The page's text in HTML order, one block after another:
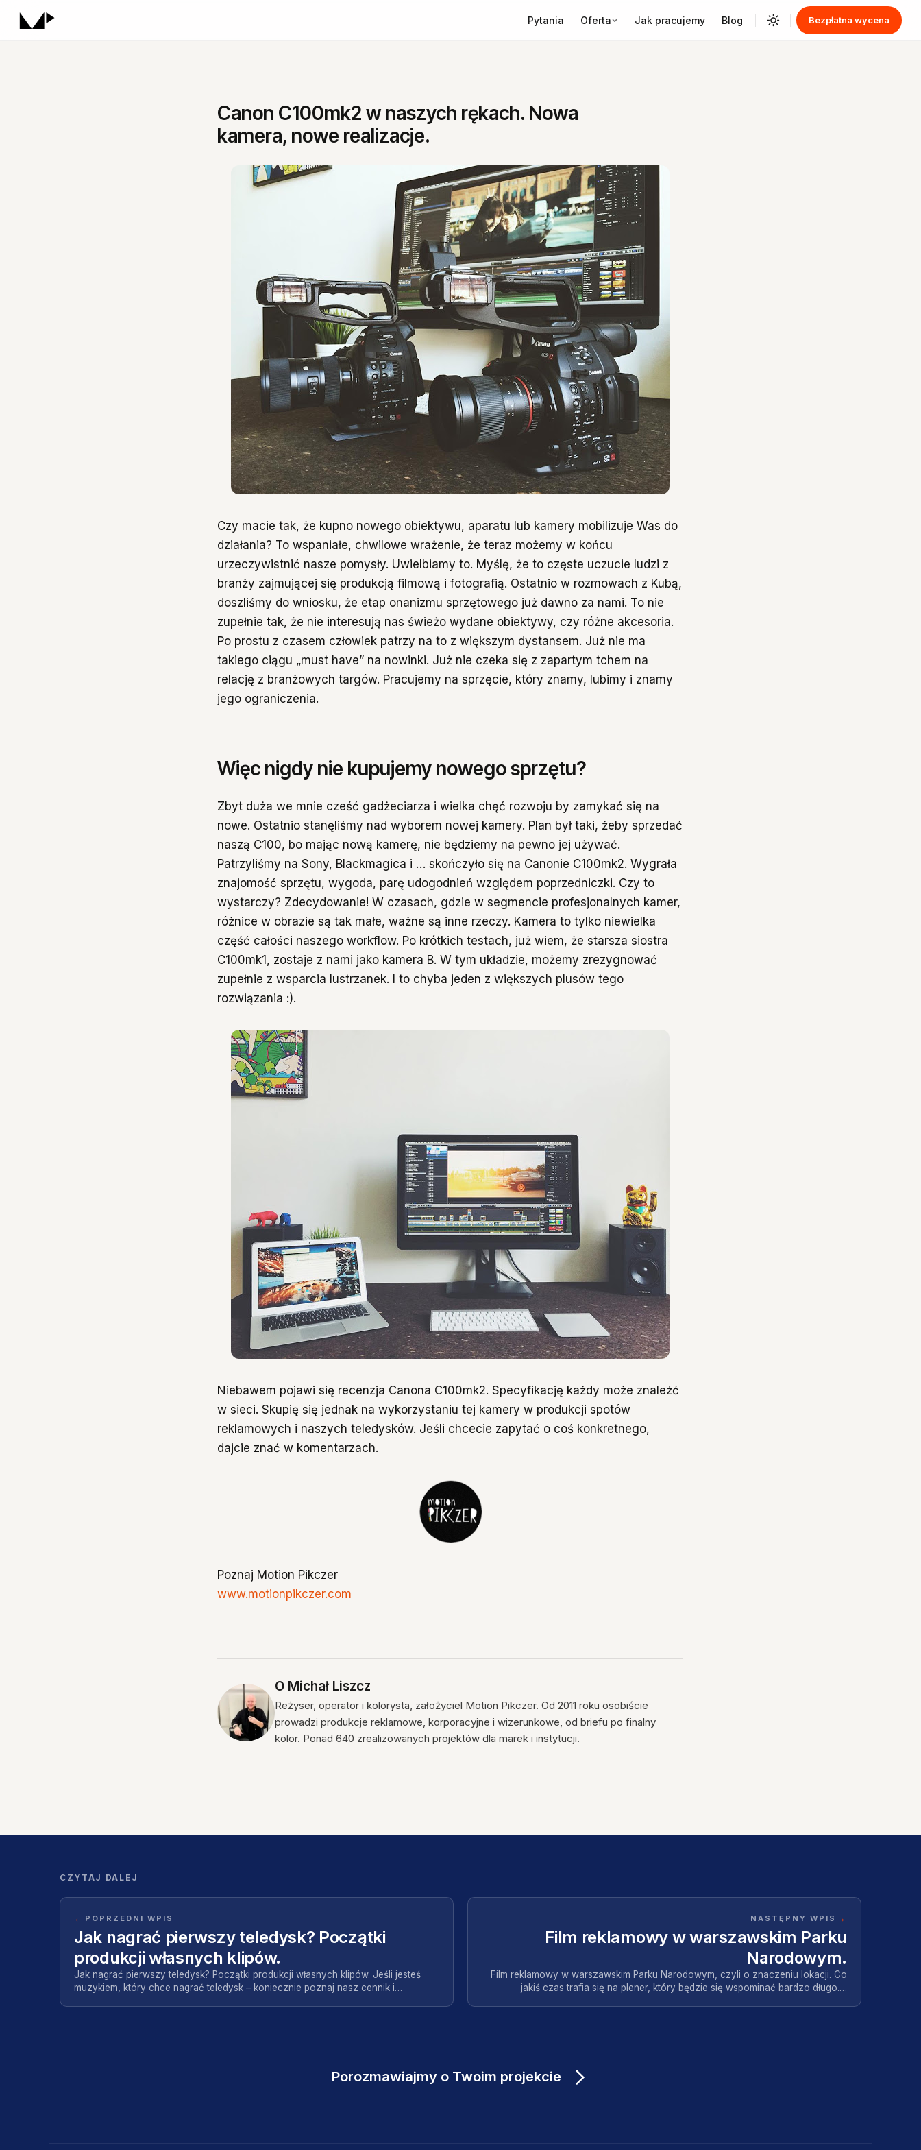
Canon C100mk2 w naszych rękach. Nowa
kamera, nowe realizacje.
Czy macie tak, że kupno nowego obiektywu, aparatu lub kamery mobilizuje Was do
działania? To wspaniałe, chwilowe wrażenie, że teraz możemy w końcu
urzeczywistnić nasze pomysły. Uwielbiamy to. Myślę, że to częste uczucie ludzi z
branży zajmującej się produkcją filmową i fotografią. Ostatnio w rozmowach z Kubą,
doszliśmy do wniosku, że etap onanizmu sprzętowego już dawno za nami. To nie
zupełnie tak, że nie interesują nas świeżo wydane obiektywy, czy różne akcesoria.
Po prostu z czasem człowiek patrzy na to z większym dystansem. Już nie ma
takiego ciągu „must have” na nowinki. Już nie czeka się z zapartym tchem na
relację z branżowych targów. Pracujemy na sprzęcie, który znamy, lubimy i znamy
jego ograniczenia.
Więc nigdy nie kupujemy nowego sprzętu?
Zbyt duża we mnie cześć gadżeciarza i wielka chęć rozwoju by zamykać się na
nowe. Ostatnio stanęliśmy nad wyborem nowej kamery. Plan był taki, żeby sprzedać
naszą C100, bo mając nową kamerę, nie będziemy na pewno jej używać.
Patrzyliśmy na Sony, Blackmagica i … skończyło się na Canonie C100mk2. Wygrała
znajomość sprzętu, wygoda, parę udogodnień względem poprzedniczki. Czy to
wystarczy? Zdecydowanie! W czasach, gdzie w segmencie profesjonalnych kamer,
różnice w obrazie są tak małe, ważne są inne rzeczy. Kamera to tylko niewielka
część całości naszego workflow. Po krótkich testach, już wiem, że starsza siostra
C100mk1, zostaje z nami jako kamera B. W tym układzie, możemy zrezygnować
zupełnie z wsparcia lustrzanek. I to chyba jeden z większych plusów tego
rozwiązania :).
Niebawem pojawi się recenzja Canona C100mk2. Specyfikację każdy może znaleźć
w sieci. Skupię się jednak na wykorzystaniu tej kamery w produkcji spotów
reklamowych i naszych teledysków. Jeśli chcecie zapytać o coś konkretnego,
dajcie znać w komentarzach.
Poznaj Motion Pikczer
www.motionpikczer.com
O Michał Liszcz
Reżyser, operator i kolorysta, założyciel Motion Pikczer. Od 2011 roku osobiście
prowadzi produkcje reklamowe, korporacyjne i wizerunkowe, od briefu po finalny
kolor. Ponad 640 zrealizowanych projektów dla marek i instytucji.
CZYTAJ DALEJ
← POPRZEDNI WPIS
Jak nagrać pierwszy teledysk? Początki
produkcji własnych klipów.
Jak nagrać pierwszy teledysk? Początki produkcji własnych klipów. Jeśli jesteś
muzykiem, który chce nagrać teledysk – koniecznie poznaj nasz cennik i…
NASTĘPNY WPIS →
Film reklamowy w warszawskim Parku
Narodowym.
Film reklamowy w warszawskim Parku Narodowym, czyli o znaczeniu lokacji. Co
jakiś czas trafia się na plener, który będzie się wspominać bardzo długo.…
Porozmawiajmy o Twoim projekcie
Pytania Oferta Jak pracujemy Blog Bezpłatna wycena